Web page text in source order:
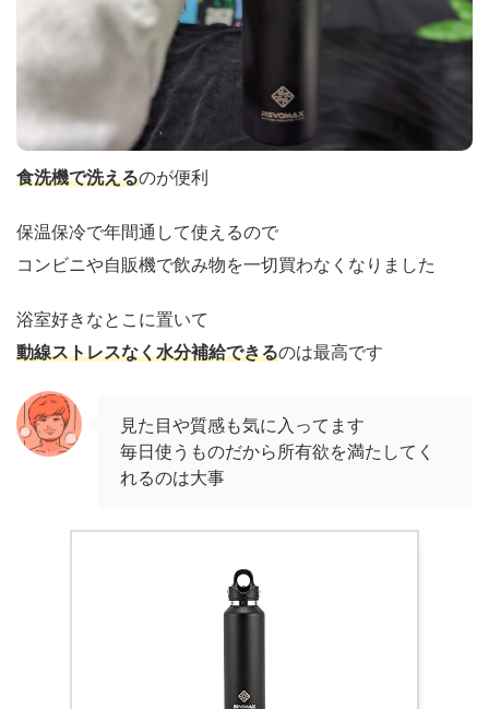
食洗機で洗えるのが便利
保温保冷で年間通して使えるので
コンビニや自販機で飲み物を一切買わなくなりました
浴室好きなとこに置いて
動線ストレスなく水分補給できるのは最高です
見た目や質感も気に入ってます
毎日使うものだから所有欲を満たしてく
れるのは大事